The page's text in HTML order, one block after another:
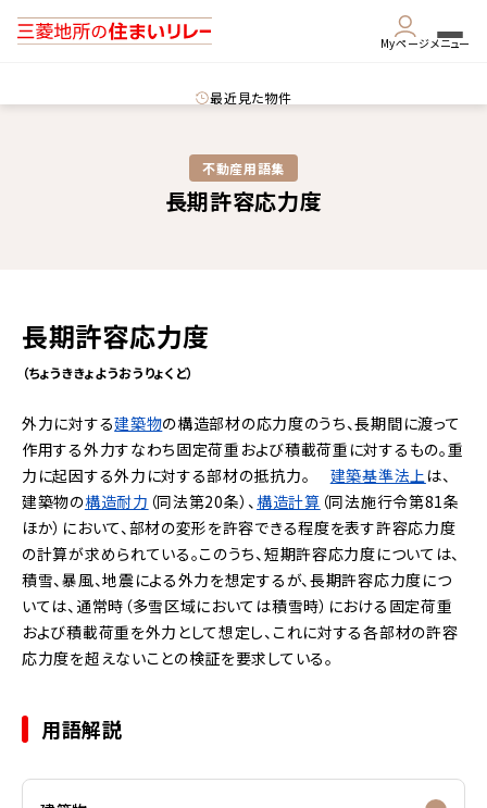
Myページメニュー
最近見た物件
不動産用語集​
長期許容応力度
長期許容応力度
（ちょうききょようおうりょくど）
外力に対する建築物の構造部材の応力度のうち、長期間に渡って
作用する外力すなわち固定荷重 および積載荷重 に対するもの。重
力に起因する外力に対する部材の抵抗力。
建築基準法上は、
建築物の構造耐力 （同法第20条）、構造計算 （同法施行令第81条
ほか）において、部材の変形を許容できる程度を表す許容応力度
の計算が求められている。このうち、短期許容応力度については、
積雪、暴風、地震による外力を想定するが、長期許容応力度につ
いては、通常時（多雪区域においては積雪時）における固定荷重
および積載荷重を外力として想定し、これに対する各部材の許容
応力度を超えないことの検証を要求している。
用語解説